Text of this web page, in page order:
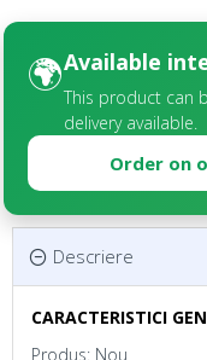
🌍Available
This product can
delivery available.
Order on
Descriere
CARACTERISTICI
Produs: Nou